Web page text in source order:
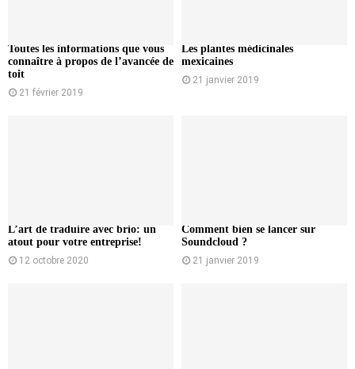
Toutes les informations que vous
connaître à propos de l’avancée de
toit
21 février 2019
Les plantes médicinales
mexicaines
21 janvier 2019
L’art de traduire avec brio: un
atout pour votre entreprise!
12 octobre 2020
Comment bien se lancer sur
Soundcloud ?
21 janvier 2019